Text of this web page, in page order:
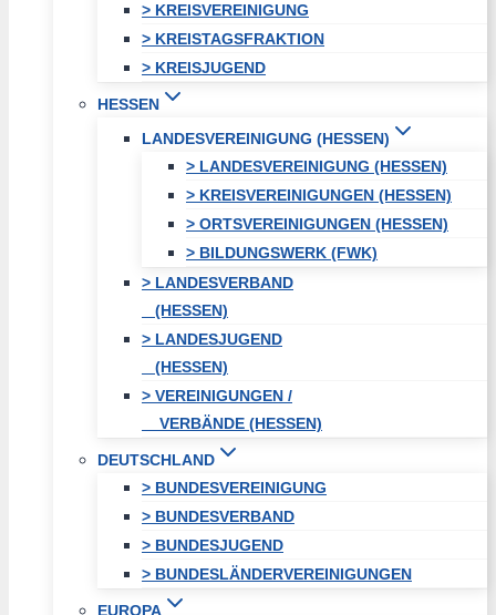
> KREISVEREINIGUNG
> KREISTAGSFRAKTION
> KREISJUGEND
HESSEN
LANDESVEREINIGUNG (HESSEN)
> LANDESVEREINIGUNG (HESSEN)
> KREISVEREINIGUNGEN (HESSEN)
> ORTSVEREINIGUNGEN (HESSEN)
> BILDUNGSWERK (FWK)
> LANDESVERBAND
(HESSEN)
> LANDESJUGEND
(HESSEN)
> VEREINIGUNGEN /
VERBÄNDE (HESSEN)
DEUTSCHLAND
> BUNDESVEREINIGUNG
> BUNDESVERBAND
> BUNDESJUGEND
> BUNDESLÄNDERVEREINIGUNGEN
EUROPA